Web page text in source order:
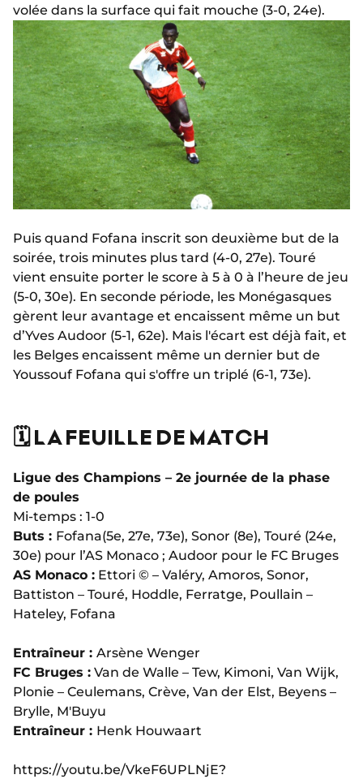
volée dans la surface qui fait mouche (3-0, 24e).
Puis quand Fofana inscrit son deuxième but de la
soirée, trois minutes plus tard (4-0, 27e). Touré
vient ensuite porter le score à 5 à 0 à l’heure de jeu
(5-0, 30e). En seconde période, les Monégasques
gèrent leur avantage et encaissent même un but
d’Yves Audoor (5-1, 62e). Mais l'écart est déjà fait, et
les Belges encaissent même un dernier but de
Youssouf Fofana qui s'offre un triplé (6-1, 73e).
🗓️ LA FEUILLE DE MATCH
Ligue des Champions – 2e journée de la phase
de poules
Mi-temps : 1-0
Buts : Fofana(5e, 27e, 73e), Sonor (8e), Touré (24e,
30e) pour l’AS Monaco ; Audoor pour le FC Bruges
AS Monaco : Ettori © – Valéry, Amoros, Sonor,
Battiston – Touré, Hoddle, Ferratge, Poullain –
Hateley, Fofana
Entraîneur : Arsène Wenger
FC Bruges : Van de Walle – Tew, Kimoni, Van Wijk,
Plonie – Ceulemans, Crève, Van der Elst, Beyens –
Brylle, M'Buyu
Entraîneur : Henk Houwaart
https://youtu.be/VkeF6UPLNjE?